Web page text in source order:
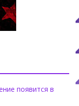
появится в